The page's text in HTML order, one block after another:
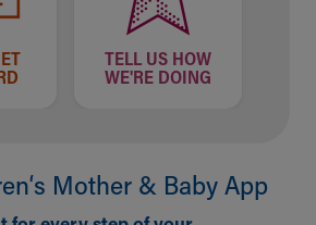
TELL US HOW
WE'RE DOING
Mother & Baby App